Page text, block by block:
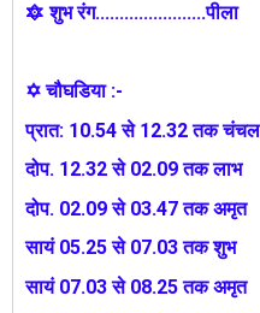
🔯 शुभ रंग.......................पीला
✡ चौघडिया :-
प्रात: 10.54 से 12.32 तक चंचल
दोप. 12.32 से 02.09 तक लाभ
दोप. 02.09 से 03.47 तक अमृत
सायं 05.25 से 07.03 तक शुभ
सायं 07.03 से 08.25 तक अमृत